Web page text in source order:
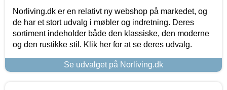
Norliving.dk er en relativt ny webshop på markedet, og
de har et stort udvalg i møbler og indretning. Deres
sortiment indeholder både den klassiske, den moderne
og den rustikke stil. Klik her for at se deres udvalg.
Se udvalget på Norliving.dk